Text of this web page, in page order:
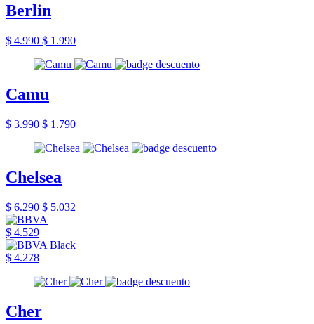
Berlin
$ 4.990 $ 1.990
Camu
$ 3.990 $ 1.790
Chelsea
$ 6.290 $ 5.032
$ 4.529
$ 4.278
Cher